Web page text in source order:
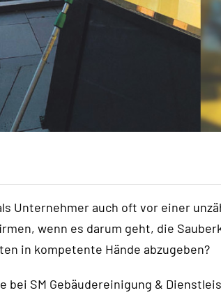
Unternehmer auch oft vor einer
wenn es darum geht, die
in kompetente Hände abzugeben?
bei SM Gebäudereinigung &